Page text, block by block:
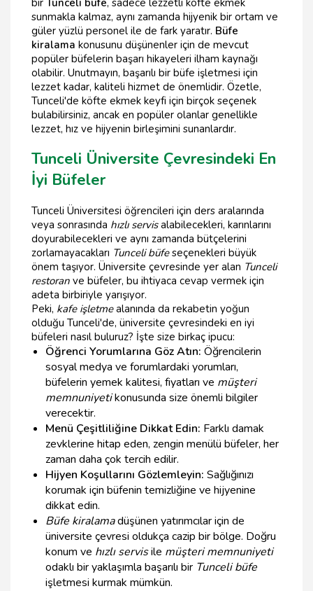
bir Tunceli büfe, sadece lezzetli köfte ekmek
sunmakla kalmaz, aynı zamanda hijyenik bir ortam ve
güler yüzlü personel ile de fark yaratır. Büfe
kiralama konusunu düşünenler için de mevcut
popüler büfelerin başarı hikayeleri ilham kaynağı
olabilir. Unutmayın, başarılı bir büfe işletmesi için
lezzet kadar, kaliteli hizmet de önemlidir. Özetle,
Tunceli'de köfte ekmek keyfi için birçok seçenek
bulabilirsiniz, ancak en popüler olanlar genellikle
lezzet, hız ve hijyenin birleşimini sunanlardır.
Tunceli Üniversite Çevresindeki En
İyi Büfeler
Tunceli Üniversitesi öğrencileri için ders aralarında
veya sonrasında hızlı servisalabilecekleri, karınlarını
doyurabilecekleri ve aynı zamanda bütçelerini
zorlamayacakları Tunceli büfeseçenekleri büyük
önem taşıyor. Üniversite çevresinde yer alan Tunceli
restoran ve büfeler, bu ihtiyaca cevap vermek için
adeta birbiriyle yarışıyor.
Peki, kafe işletmealanında da rekabetin yoğun
olduğu Tunceli'de, üniversite çevresindeki en iyi
büfeleri nasıl buluruz? İşte size birkaç ipucu:
Öğrenci Yorumlarına Göz Atın: Öğrencilerin
sosyal medya ve forumlardaki yorumları,
büfelerin yemek kalitesi, fiyatları ve müşteri
memnuniyetikonusunda size önemli bilgiler
verecektir.
Menü Çeşitliliğine Dikkat Edin: Farklı damak
zevklerine hitap eden, zengin menülü büfeler, her
zaman daha çok tercih edilir.
Hijyen Koşullarını Gözlemleyin: Sağlığınızı
korumak için büfenin temizliğine ve hijyenine
dikkat edin.
Büfe kiralamadüşünen yatırımcılar için de
üniversite çevresi oldukça cazip bir bölge. Doğru
konum ve hızlı servisile müşteri memnuniyeti
odaklı bir yaklaşımla başarılı bir Tunceli büfe
işletmesi kurmak mümkün.